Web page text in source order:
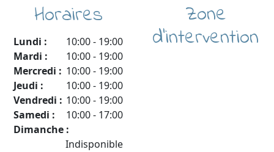
Horaires
Lundi : 10:00- 19:00
Mardi :
10:00- 19:00
Mercredi : 10:00- 19:00
Jeudi :
10:00- 19:00
Vendredi : 10:00- 19:00
Samedi :
10:00- 17:00
Dimanche :
Indisponible
Zone
d'intervention